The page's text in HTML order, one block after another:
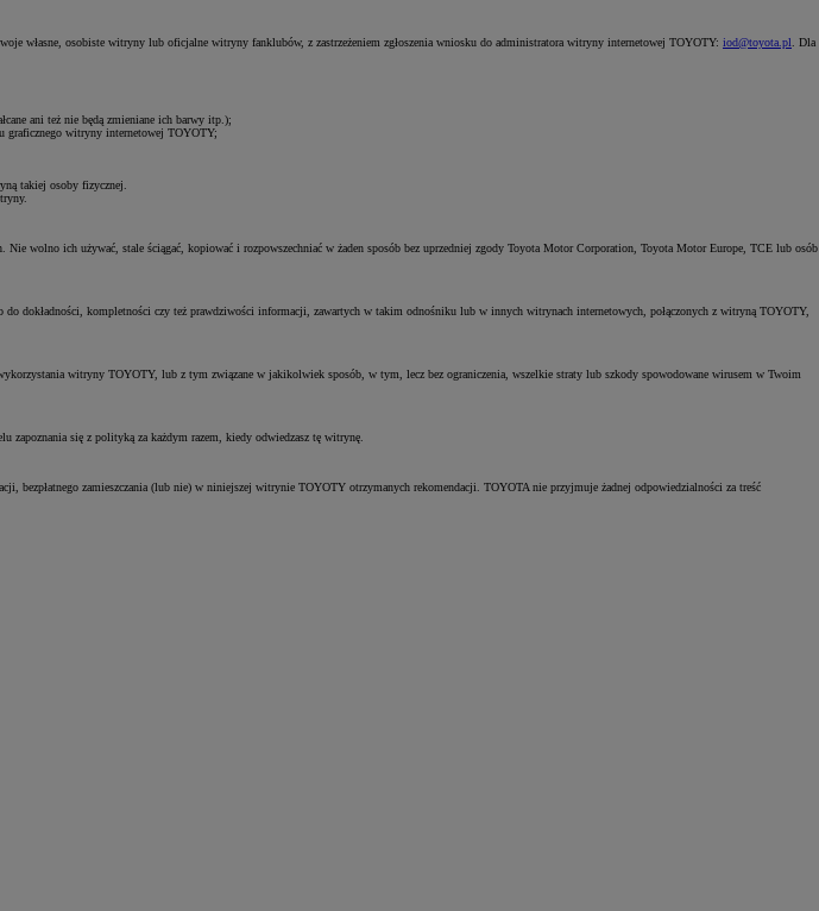
własne, osobiste witryny lub oficjalne witryny fanklubów, z zastrzeżeniem zgłoszenia wniosku do administratora witryny internetowej TOYOTY: iod@toyota.pl . Dla
ani też nie będą zmieniane ich barwy itp.);
graficznego witryny internetowej TOYOTY;
takiej osoby fizycznej.
wolno ich używać, stale ściągać, kopiować i rozpowszechniać w żaden sposób bez uprzedniej zgody Toyota Motor Corporation, Toyota Motor Europe, TCE lub osób
dokładności, kompletności czy też prawdziwości informacji, zawartych w takim odnośniku lub w innych witrynach internetowych, połączonych z witryną TOYOTY,
witryny TOYOTY, lub z tym związane w jakikolwiek sposób, w tym, lecz bez ograniczenia, wszelkie straty lub szkody spowodowane wirusem w Twoim
się z polityką za każdym razem, kiedy odwiedzasz tę witrynę.
bezpłatnego zamieszczania (lub nie) w niniejszej witrynie TOYOTY otrzymanych rekomendacji. TOYOTA nie przyjmuje żadnej odpowiedzialności za treść